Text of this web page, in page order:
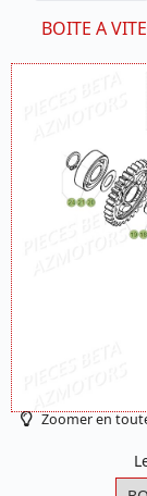
BOITE A
Zoomer en